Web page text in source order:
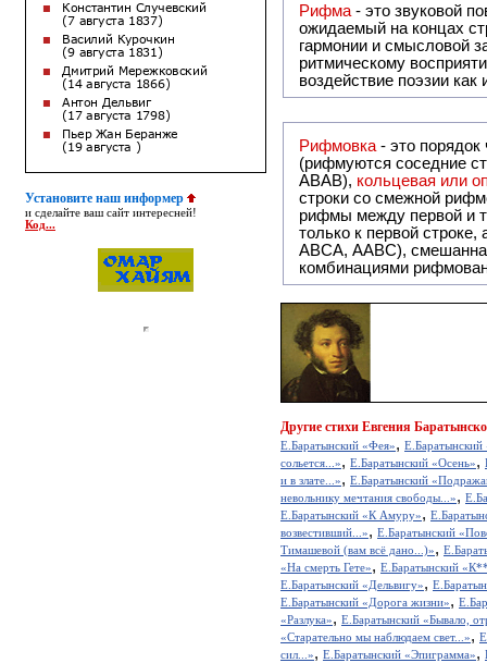
Установите наш информер
и сделайте ваш сайт интересней!
Код...
Рифма - это звуковой повтор, традиционно используемый в поэзии и, как
ожидаемый на концах
гармонии и смысловой
ритмическому
воздействие поэзии
Рифмовка - это
(рифмуются соседние
ABAB), кольцевая или
строки со смежной
рифмы между первой и
только к первой
ABCA, AABC), смешанная или вольная рифмовка (рифмовка в сложных строфах с различными
комбинациями
Другие стихи Евгения
Е.Баратынский «Фея», Е.Баратынский
сольется...», Е.Баратынский «Осень»,
и в злате...», Е.Баратынский
невольнику мечтания свободы...»,
Е.Баратынский «К Амуру»,
возвестивший...», Е.Баратынский
Тимашевой (вам всё дано...)»,
«На смерть Гете», Е.Баратынский
Е.Баратынский «Дельвигу»,
Е.Баратынский «Дорога жизни»,
«Разлука», Е.Баратынский «Бывало,
«Старательно мы наблюдаем свет...»,
сил...», Е.Баратынский «Эпиграмма»,